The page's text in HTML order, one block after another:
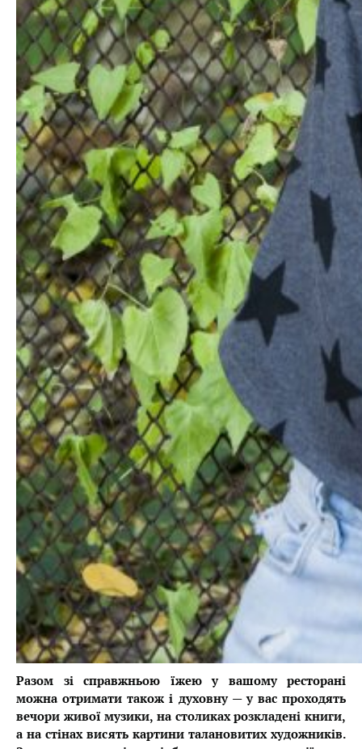
Разом зі справжньою їжею у вашому ресторані
можна отримати також і духовну — у вас проходять
вечори живої музики, на столиках розкладені книги,
а на стінах висять картини талановитих художників.